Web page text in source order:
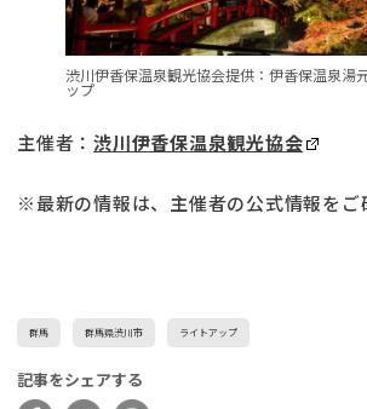
渋川伊香保温泉観光協会提供：伊香保温泉湯
ップ
主催者： 渋川伊香保温泉観光協会
※最新の情報は、主催者の公式情報をご
群馬 群馬県渋川市 ライトアップ
記事をシェアする